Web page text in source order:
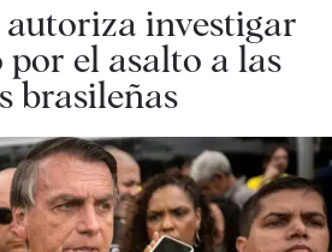
investigar
el asalto a las
brasileñas